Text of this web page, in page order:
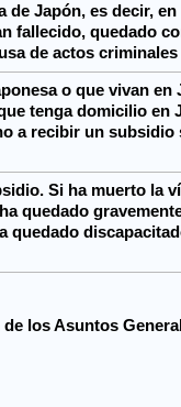
de Japón, es decir,
fallecido, quedado
de actos criminales
o que vivan en
tenga domicilio en
a recibir un
Si ha muerto la
quedado
quedado
los Asuntos